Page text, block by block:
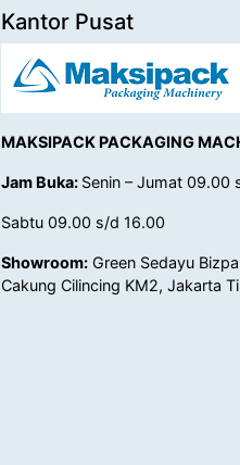
Kantor Pusat
MAKSIPACK PACKAGING
Jam Buka: Senin – Jumat 09.00
Sabtu 09.00 s/d 16.00
Showroom: Green Sedayu
Cakung Cilincing KM2, Jakarta